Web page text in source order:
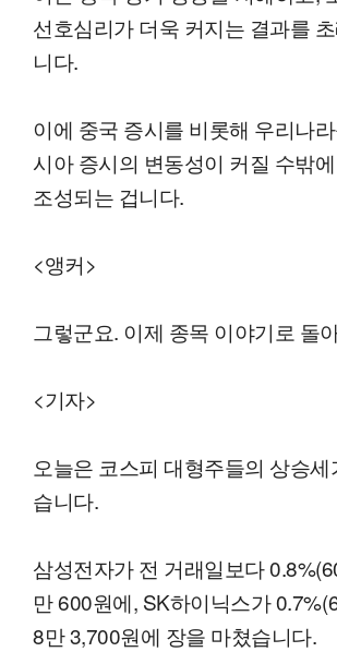
선호심리가 더욱 커지는 결과를
니다.
이에 중국 증시를 비롯해 우리나
시아 증시의 변동성이 커질 수밖
조성되는 겁니다.
<앵커>
그렇군요. 이제 종목 이야기로 돌
<기자>
오늘은 코스피 대형주들의 상승
습니다.
삼성전자가 전 거래일보다
만 600원에, SK하이닉스가
8만 3,700원에 장을 마쳤습니다.